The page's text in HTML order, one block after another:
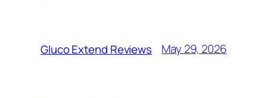
Gluco Extend Reviews May 29, 2026